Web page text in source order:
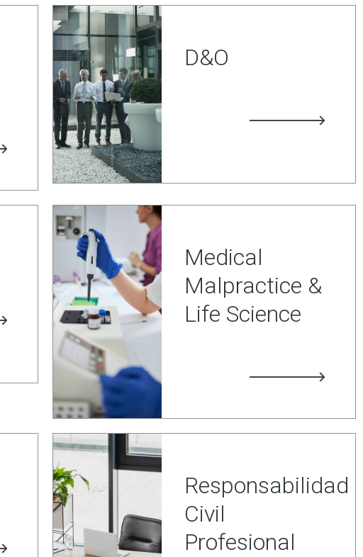
D&O
Medical
Malpractice &
Life Science
Responsabilidad
Civil
Profesional